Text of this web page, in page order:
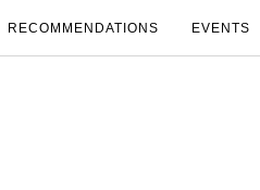
RECOMMENDATIONS EVENTS